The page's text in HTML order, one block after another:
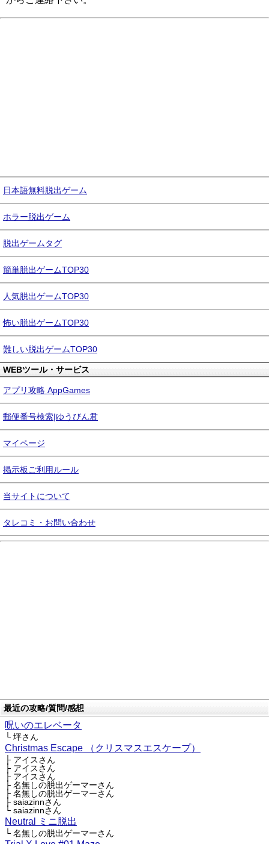
日本語無料脱出ゲーム
ホラー脱出ゲーム
脱出ゲームタグ
簡単脱出ゲームTOP30
人気脱出ゲームTOP30
怖い脱出ゲームTOP30
難しい脱出ゲームTOP30
WEBツール・サービス
アプリ攻略 AppGames
郵便番号検索|ゆうびん君
マイページ
掲示板ご利用ルール
当サイトについて
タレコミ・お問い合わせ
最近の攻略/質問/感想
呪いのエレベータ
└ 坪さん
Christmas Escape （クリスマスエスケープ）
├ アイスさん
├ アイスさん
├ アイスさん
├ 名無しの脱出ゲーマーさん
├ 名無しの脱出ゲーマーさん
├ saiazinnさん
└ saiazinnさん
Neutral ミニ脱出
└ 名無しの脱出ゲーマーさん